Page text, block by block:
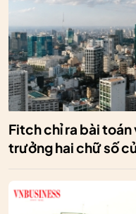
Fitch chỉ ra bài
trưởng hai chữ số